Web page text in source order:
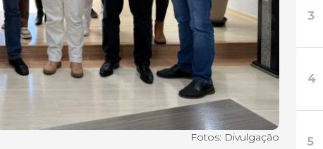
Fotos: Divulgação
3
4
5